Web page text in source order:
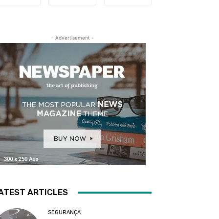
- Advertisement -
ARTICLES
SEGURANÇA